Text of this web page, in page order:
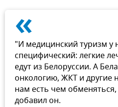
«
"И медицинский туризм у
специфический: легкие
едут из Белоруссии. А
онкологию, ЖКТ и другие
нам есть чем
добавил он.